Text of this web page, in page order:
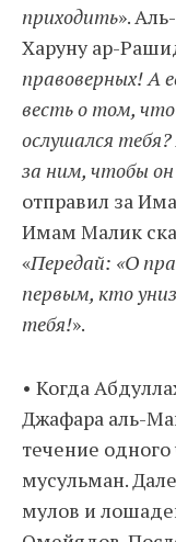
приходить».
Харуну ар-
правоверных! А
весть о том,
ослушался
за ним, чтобы
отправил за
Имам Малик
«Передай: «О
первым, кто
тебя!».
• Когда
Джафара аль-
течение
мусульман.
мулов и